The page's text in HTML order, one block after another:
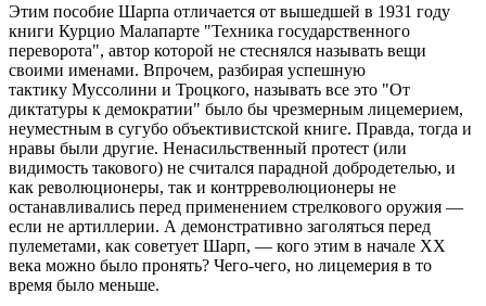
Этим пособие Шарпа отличается от вышедшей в 1931 году
книги Курцио Малапарте "Техника государственного
переворота", автор которой не стеснялся называть вещи
своими именами. Впрочем, разбирая успешную
тактику Муссолини и Троцкого, называть все это "От
диктатуры к демократии" было бы чрезмерным лицемерием,
неуместным в сугубо объективистской книге. Правда, тогда и
нравы были другие. Ненасильственный протест (или
видимость такового) не считался парадной добродетелью, и
как революционеры, так и контрреволюционеры не
останавливались перед применением стрелкового оружия —
если не артиллерии. А демонстративно заголяться перед
пулеметами, как советует Шарп, — кого этим в начале XX
века можно было пронять? Чего-чего, но лицемерия в то
время было меньше.